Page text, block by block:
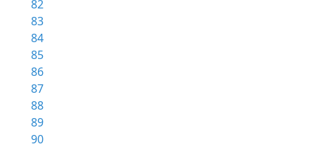
82
83
84
85
86
87
88
89
90